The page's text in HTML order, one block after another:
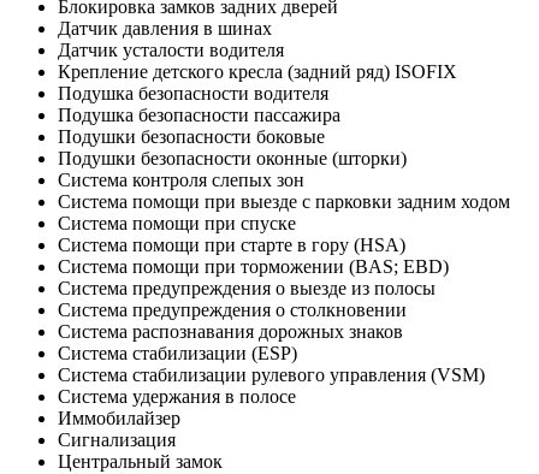
Блокировка замков задних дверей
Датчик давления в шинах
Датчик усталости водителя
Крепление детского кресла (задний ряд) ISOFIX
Подушка безопасности водителя
Подушка безопасности пассажира
Подушки безопасности боковые
Подушки безопасности оконные (шторки)
Система контроля слепых зон
Система помощи при выезде с парковки задним ходом
Система помощи при спуске
Система помощи при старте в гору (HSA)
Система помощи при торможении (BAS; EBD)
Система предупреждения о выезде из полосы
Система предупреждения о столкновении
Система распознавания дорожных знаков
Система стабилизации (ESP)
Система стабилизации рулевого управления (VSM)
Система удержания в полосе
Иммобилайзер
Сигнализация
Центральный замок